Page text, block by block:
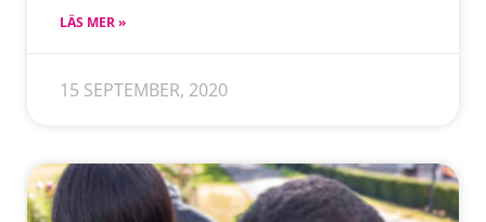
LÄS MER »
15 SEPTEMBER, 2020